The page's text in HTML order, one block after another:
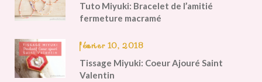
Tuto Miyuki: Bracelet de l’amitié
fermeture macramé
février 10, 2018
Tissage Miyuki: Coeur Ajouré Saint
Valentin